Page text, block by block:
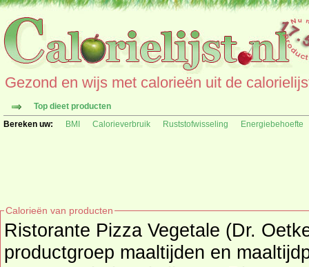
Gezond en wijs met calorieën uit de
Top dieet producten
Bereken uw:
BMI Calorieverbruik Ruststofwisseling Energiebehoefte
Calorieën van producten
Ristorante Pizza Vegetale (Dr.
productgroep maaltijden en